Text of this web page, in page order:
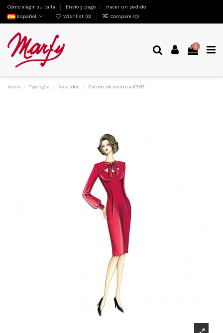
Cómo elegir su talla Envío y pago
Hacer un pedido
Español
Wishlist (0) Compare (0)
0
Inicio Tipologia Vestidos Patrón de costura 6393